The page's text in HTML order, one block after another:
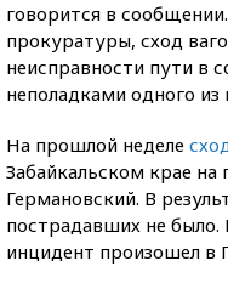
говорится в
прокуратуры, сход
неисправности пути в
неполадками одного из
На прошлой неделе
Забайкальском крае
Германовский. В
пострадавших не было.
инцидент произошел в